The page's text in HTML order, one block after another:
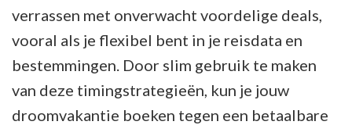
verrassen met onverwacht voordelige deals,
vooral als je flexibel bent in je reisdata en
bestemmingen. Door slim gebruik te maken
van deze timingstrategieën, kun je jouw
droomvakantie boeken tegen een betaalbare